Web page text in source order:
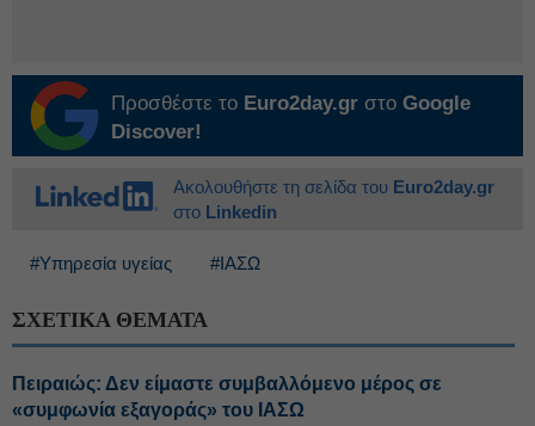
Προσθέστε το Euro2day.gr στο Google
Discover!
Ακολουθήστε τη σελίδα του Euro2day.gr
στο Linkedin
#Υπηρεσία υγείας #ΙΑΣΩ
ΣΧΕΤΙΚΑ ΘΕΜΑΤΑ
Πειραιώς: Δεν είμαστε συμβαλλόμενο μέρος σε
«συμφωνία εξαγοράς» του ΙΑΣΩ